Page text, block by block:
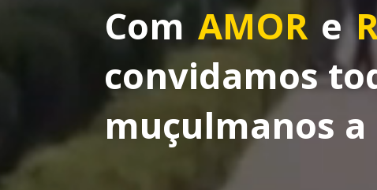
Com AMOR e
convidamos
muçulmanos